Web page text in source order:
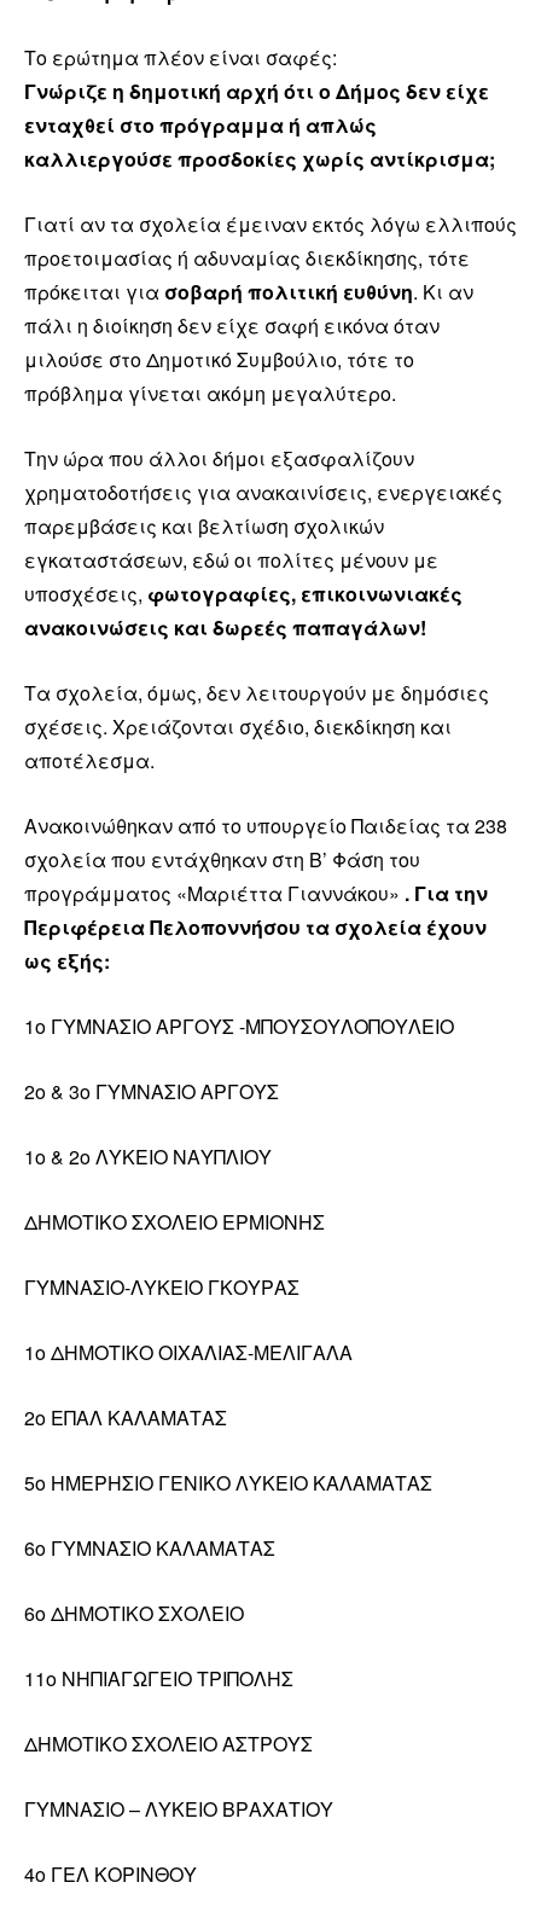
Το ερώτημα πλέον είναι σαφές:
Γνώριζε η δημοτική αρχή ότι ο Δήμος δεν είχε
ενταχθεί στο πρόγραμμα ή απλώς
καλλιεργούσε προσδοκίες χωρίς αντίκρισμα;
Γιατί αν τα σχολεία έμειναν εκτός λόγω ελλιπούς
προετοιμασίας ή αδυναμίας διεκδίκησης, τότε
πρόκειται για σοβαρή πολιτική ευθύνη. Κι αν
πάλι η διοίκηση δεν είχε σαφή εικόνα όταν
μιλούσε στο Δημοτικό Συμβούλιο, τότε το
πρόβλημα γίνεται ακόμη μεγαλύτερο.
Την ώρα που άλλοι δήμοι εξασφαλίζουν
χρηματοδοτήσεις για ανακαινίσεις, ενεργειακές
παρεμβάσεις και βελτίωση σχολικών
εγκαταστάσεων, εδώ οι πολίτες μένουν με
υποσχέσεις, φωτογραφίες, επικοινωνιακές
ανακοινώσεις και δωρεές παπαγάλων!
Τα σχολεία, όμως, δεν λειτουργούν με δημόσιες
σχέσεις. Χρειάζονται σχέδιο, διεκδίκηση και
αποτέλεσμα.
Ανακοινώθηκαν από το υπουργείο Παιδείας τα 238
σχολεία που εντάχθηκαν στη Β’ Φάση του
προγράμματος «Μαριέττα Γιαννάκου» . Για την
Περιφέρεια Πελοποννήσου τα σχολεία έχουν
ως εξής:
1ο ΓΥΜΝΑΣΙΟ ΑΡΓΟΥΣ -ΜΠΟΥΣΟΥΛΟΠΟΥΛΕΙΟ
2ο & 3ο ΓΥΜΝΑΣΙΟ ΑΡΓΟΥΣ
1ο & 2o ΛΥΚΕΙΟ ΝΑΥΠΛΙΟΥ
ΔΗΜΟΤΙΚΟ ΣΧΟΛΕΙΟ ΕΡΜΙΟΝΗΣ
ΓΥΜΝΑΣΙΟ-ΛΥΚΕΙΟ ΓΚΟΥΡΑΣ
1ο ΔΗΜΟΤΙΚΟ ΟΙΧΑΛΙΑΣ-ΜΕΛΙΓΑΛΑ
2ο ΕΠΑΛ ΚΑΛΑΜΑΤΑΣ
5ο ΗΜΕΡΗΣΙΟ ΓΕΝΙΚΟ ΛΥΚΕΙΟ ΚΑΛΑΜΑΤΑΣ
6ο ΓΥΜΝΑΣΙΟ ΚΑΛΑΜΑΤΑΣ
6ο ΔΗΜΟΤΙΚΟ ΣΧΟΛΕΙΟ
11ο ΝΗΠΙΑΓΩΓΕΙΟ ΤΡΙΠΟΛΗΣ
ΔΗΜΟΤΙΚΟ ΣΧΟΛΕΙΟ ΑΣΤΡΟΥΣ
ΓΥΜΝΑΣΙΟ – ΛΥΚΕΙΟ ΒΡΑΧΑΤΙΟΥ
4ο ΓΕΛ ΚΟΡΙΝΘΟΥ